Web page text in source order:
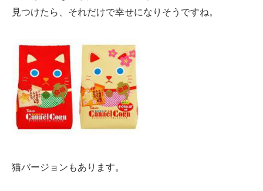
見つけたら、それだけで幸せになりそうですね。
猫バージョンもあります。